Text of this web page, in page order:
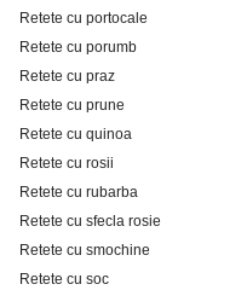
Retete cu portocale
Retete cu porumb
Retete cu praz
Retete cu prune
Retete cu quinoa
Retete cu rosii
Retete cu rubarba
Retete cu sfecla rosie
Retete cu smochine
Retete cu soc